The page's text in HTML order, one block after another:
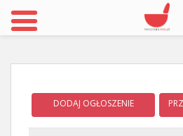
DODAJ OGŁOSZENIE